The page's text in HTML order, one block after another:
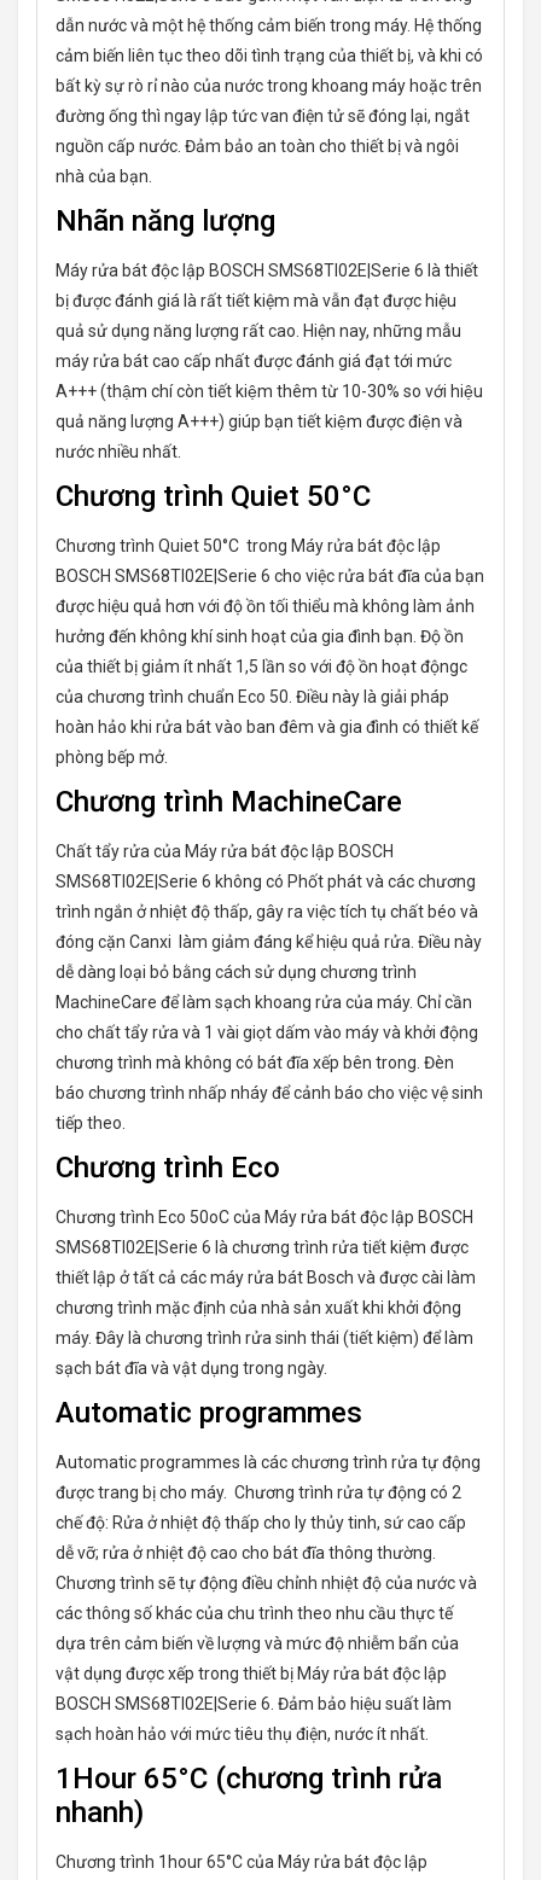
dẫn nước và một hệ thống cảm biến trong máy. Hệ thống
cảm biến liên tục theo dõi tình trạng của thiết bị, và khi có
bất kỳ sự rò rỉ nào của nước trong khoang máy hoặc trên
đường ống thì ngay lập tức van điện tử sẽ đóng lại, ngắt
nguồn cấp nước. Đảm bảo an toàn cho thiết bị và ngôi
nhà của bạn.
Nhãn năng lượng
Máy rửa bát độc lập BOSCH SMS68TI02E|Serie 6 là thiết
bị được đánh giá là rất tiết kiệm mà vẫn đạt được hiệu
quả sử dụng năng lượng rất cao. Hiện nay, những mẫu
máy rửa bát cao cấp nhất được đánh giá đạt tới mức
A+++ (thậm chí còn tiết kiệm thêm từ 10-30% so với hiệu
quả năng lượng A+++) giúp bạn tiết kiệm được điện và
nước nhiều nhất.
Chương trình Quiet 50°C
Chương trình Quiet 50°C trong Máy rửa bát độc lập
BOSCH SMS68TI02E|Serie 6 cho việc rửa bát đĩa của bạn
được hiệu quả hơn với độ ồn tối thiểu mà không làm ảnh
hưởng đến không khí sinh hoạt của gia đình bạn. Độ ồn
của thiết bị giảm ít nhất 1,5 lần so với độ ồn hoạt độngc
của chương trình chuẩn Eco 50. Điều này là giải pháp
hoàn hảo khi rửa bát vào ban đêm và gia đình có thiết kế
phòng bếp mở.
Chương trình MachineCare
Chất tẩy rửa của Máy rửa bát độc lập BOSCH
SMS68TI02E|Serie 6 không có Phốt phát và các chương
trình ngắn ở nhiệt độ thấp, gây ra việc tích tụ chất béo và
đóng cặn Canxi làm giảm đáng kể hiệu quả rửa. Điều này
dễ dàng loại bỏ bằng cách sử dụng chương trình
MachineCare để làm sạch khoang rửa của máy. Chỉ cần
cho chất tẩy rửa và 1 vài giọt dấm vào máy và khởi động
chương trình mà không có bát đĩa xếp bên trong. Đèn
báo chương trình nhấp nháy để cảnh báo cho việc vệ sinh
tiếp theo.
Chương trình Eco
Chương trình Eco 50oC của Máy rửa bát độc lập BOSCH
SMS68TI02E|Serie 6 là chương trình rửa tiết kiệm được
thiết lập ở tất cả các máy rửa bát Bosch và được cài làm
chương trình mặc định của nhà sản xuất khi khởi động
máy. Đây là chương trình rửa sinh thái (tiết kiệm) để làm
sạch bát đĩa và vật dụng trong ngày.
Automatic programmes
Automatic programmes là các chương trình rửa tự động
được trang bị cho máy. Chương trình rửa tự động có 2
chế độ: Rửa ở nhiệt độ thấp cho ly thủy tinh, sứ cao cấp
dễ vỡ; rửa ở nhiệt độ cao cho bát đĩa thông thường.
Chương trình sẽ tự động điều chỉnh nhiệt độ của nước và
các thông số khác của chu trình theo nhu cầu thực tế
dựa trên cảm biến về lượng và mức độ nhiễm bẩn của
vật dụng được xếp trong thiết bị Máy rửa bát độc lập
BOSCH SMS68TI02E|Serie 6. Đảm bảo hiệu suất làm
sạch hoàn hảo với mức tiêu thụ điện, nước ít nhất.
1Hour 65°C (chương trình rửa
nhanh)
Chương trình 1hour 65°C của Máy rửa bát độc lập